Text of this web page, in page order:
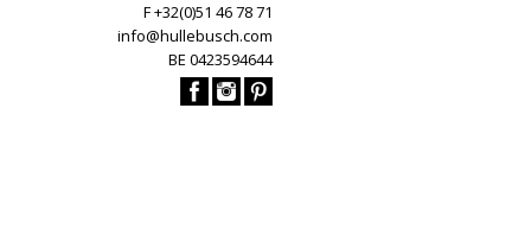
F +32(0)51 46 78 71
info@hullebusch.com
BE 0423594644